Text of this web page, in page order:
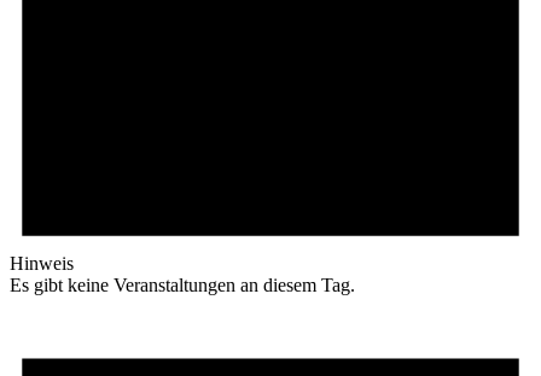
Hinweis
Es gibt keine Veranstaltungen an diesem Tag.